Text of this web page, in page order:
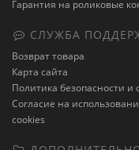
Гарантия на роликовые
СЛУЖБА
Возврат товара
Карта сайта
Политика безопасности
Cогласие на
cookies